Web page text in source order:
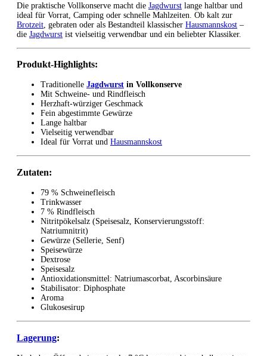
Die praktische Vollkonserve macht die Jagdwurst lange haltbar und
ideal für Vorrat, Camping oder schnelle Mahlzeiten. Ob kalt zur
Brotzeit , gebraten oder als Bestandteil klassischer Hausmannskost –
die Jagdwurst ist vielseitig verwendbar und ein beliebter Klassiker.
Produkt-Highlights:
Traditionelle Jagdwurst in Vollkonserve
Mit Schweine- und Rindfleisch
Herzhaft-würziger Geschmack
Fein abgestimmte Gewürze
Lange haltbar
Vielseitig verwendbar
Ideal für Vorrat und Hausmannskost
Zutaten:
79 % Schweinefleisch
Trinkwasser
7 % Rindfleisch
Nitritpökelsalz (Speisesalz, Konservierungsstoff:
Natriumnitrit)
Gewürze (Sellerie, Senf)
Speisewürze
Dextrose
Speisesalz
Antioxidationsmittel: Natriumascorbat, Ascorbinsäure
Stabilisator: Diphosphate
Aroma
Glukosesirup
Lagerung: